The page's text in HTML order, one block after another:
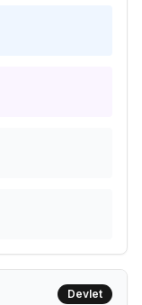
Devlet